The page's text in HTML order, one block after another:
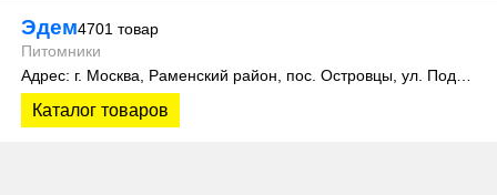
Эдем4701 товар
Питомники
Каталог товаров